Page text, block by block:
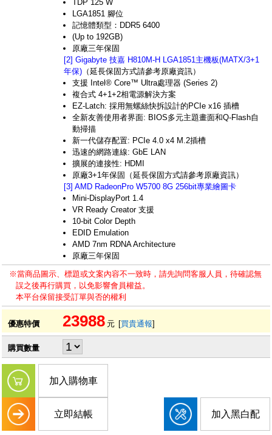
TDP 125 W
LGA1851 腳位
記憶體類型：DDR5 6400
(Up to 192GB)
原廠三年保固
[2] Gigabyte 技嘉 H810M-H LGA1851主機板(MATX/3+1
年保) （延長保固方式請參考原廠資訊）
支援 Intel® Core™ Ultra處理器 (Series 2)
複合式 4+1+2相電源解決方案
EZ-Latch: 採用無螺絲快拆設計的PCIe x16 插槽
全新友善使用者界面: BIOS多元主題畫面和Q-Flash自
動掃描
新一代儲存配置: PCIe 4.0 x4 M.2插槽
迅速的網路連線: GbE LAN
擴展的連接性: HDMI
原廠3+1年保固（延長保固方式請參考原廠資訊）
[3] AMD RadeonPro W5700 8G 256bit專業繪圖卡
Mini-DisplayPort 1.4
VR Ready Creator 支援
10-bit Color Depth
EDID Emulation
AMD 7nm RDNA Architecture
原廠三年保固
※當商品圖示、標題或文案內容不一致時，請先詢問客服人員，待確認無
誤之後再行購買，以免影響會員權益。
本平台保留接受訂單與否的權利
優惠特價 23988 元 [買貴通報]
購買數量
加入購物車
立即結帳 加入黑白配